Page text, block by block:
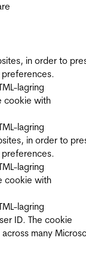
in order to
lagring
cookie with
lagring
in order to
lagring
cookie with
lagring
ID. The cookie
many